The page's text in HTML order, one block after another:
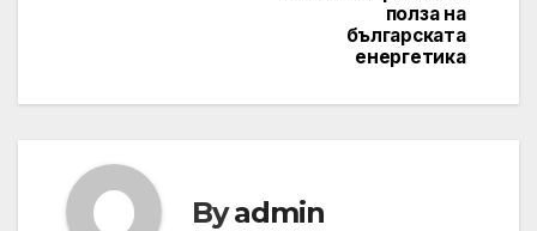
полза на
българската
енергетика
Byadmin